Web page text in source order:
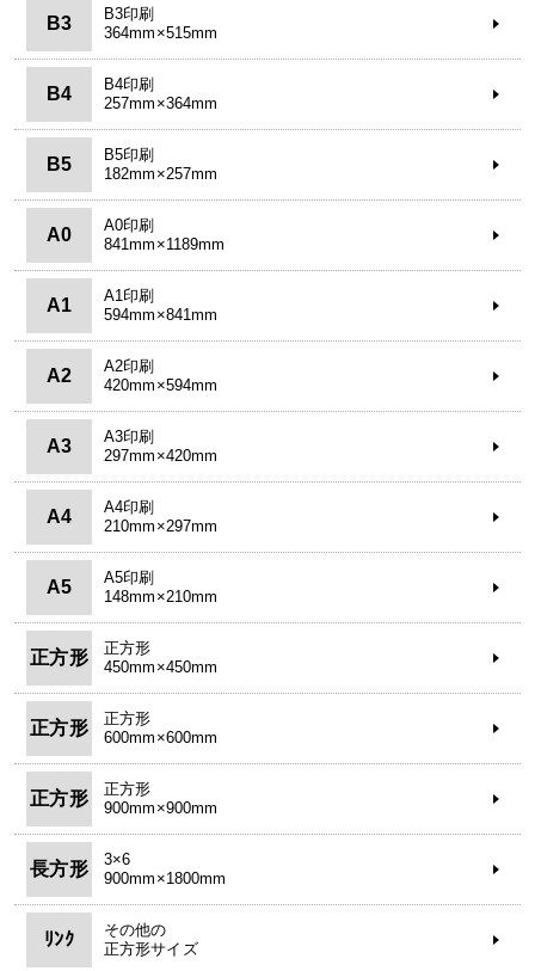
B3
B3印刷
364mm×515mm
B4
B4印刷
257mm×364mm
B5
B5印刷
182mm×257mm
A0
A0印刷
841mm×1189mm
A1
A1印刷
594mm×841mm
A2
A2印刷
420mm×594mm
A3
A3印刷
297mm×420mm
A4
A4印刷
210mm×297mm
A5
A5印刷
148mm×210mm
正方形
正方形
450mm×450mm
正方形
正方形
600mm×600mm
正方形
正方形
900mm×900mm
長方形
3×6
900mm×1800mm
ﾘﾝｸ
その他の
正方形サイズ